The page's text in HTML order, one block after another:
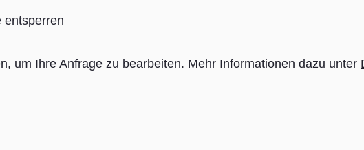
entsperren
um Ihre Anfrage zu bearbeiten. Mehr Informationen dazu unter